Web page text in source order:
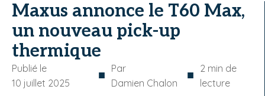
Maxus annonce le T60 Max,
un nouveau pick-up
thermique
Publié le
10 juillet 2025
■ Par
Damien Chalon
■ 2 min de
lecture